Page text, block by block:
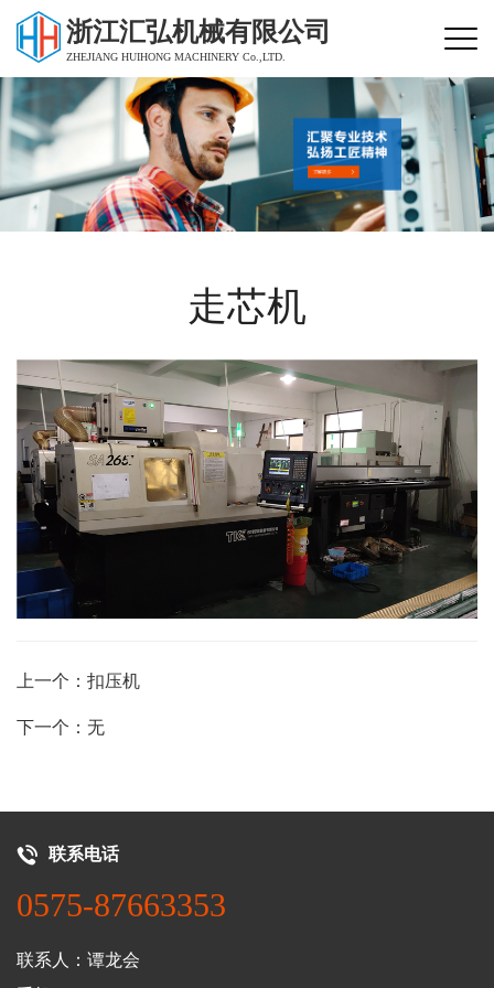
浙江汇弘机械有限公司
ZHEJIANG HUIHONG MACHINERY Co.,LTD.
走芯机
上一个：扣压机
下一个：无
联系电话
0575-87663353
联系人：谭龙会